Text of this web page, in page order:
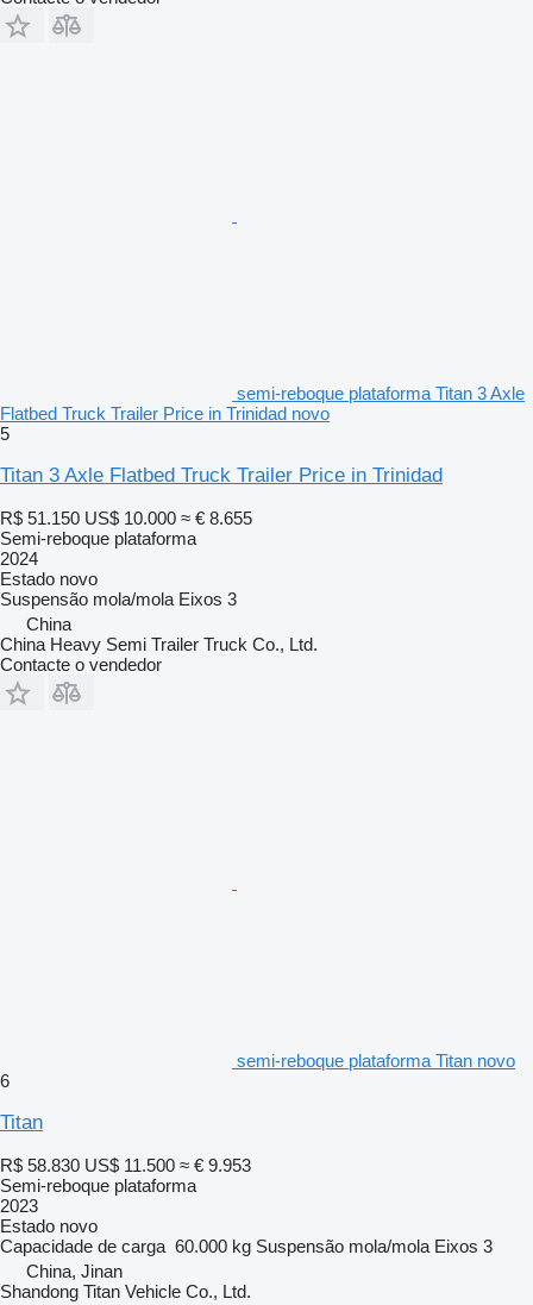
semi-reboque plataforma Titan 3 Axle
Flatbed Truck Trailer Price in Trinidad novo
5
Titan 3 Axle Flatbed Truck Trailer Price in Trinidad
R$ 51.150 US$ 10.000 ≈ € 8.655
Semi-reboque plataforma
2024
Estado novo
Suspensão mola/mola Eixos 3
China
China Heavy Semi Trailer Truck Co., Ltd.
Contacte o vendedor
semi-reboque plataforma Titan novo
6
Titan
R$ 58.830 US$ 11.500 ≈ € 9.953
Semi-reboque plataforma
2023
Estado novo
Capacidade de carga 60.000 kg Suspensão mola/mola Eixos 3
China, Jinan
Shandong Titan Vehicle Co., Ltd.